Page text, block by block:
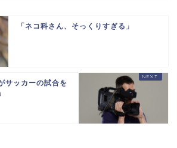
キラして見える…」 日本の街
登場...
「ネコ科さん、そっくりすぎる」
サッカーの試合を